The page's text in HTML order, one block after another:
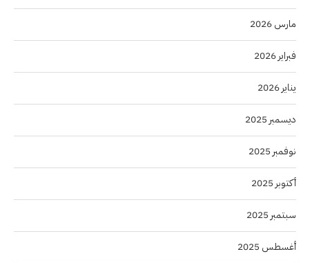
مارس 2026
فبراير 2026
يناير 2026
ديسمبر 2025
نوفمبر 2025
أكتوبر 2025
سبتمبر 2025
أغسطس 2025